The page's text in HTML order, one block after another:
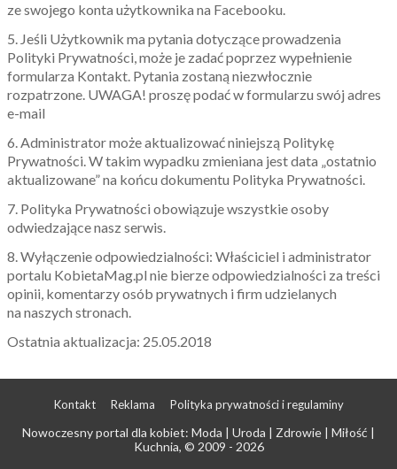
ze swojego konta użytkownika na Facebooku.
5. Jeśli Użytkownik ma pytania dotyczące prowadzenia
Polityki Prywatności, może je zadać poprzez wypełnienie
formularza Kontakt. Pytania zostaną niezwłocznie
rozpatrzone. UWAGA! proszę podać w formularzu swój adres
e-mail
6. Administrator może aktualizować niniejszą Politykę
Prywatności. W takim wypadku zmieniana jest data „ostatnio
aktualizowane” na końcu dokumentu Polityka Prywatności.
7. Polityka Prywatności obowiązuje wszystkie osoby
odwiedzające nasz serwis.
8. Wyłączenie odpowiedzialności: Właściciel i administrator
portalu KobietaMag.pl nie bierze odpowiedzialności za treści
opinii, komentarzy osób prywatnych i firm udzielanych
na naszych stronach.
Ostatnia aktualizacja: 25.05.2018
Kontakt Reklama Polityka prywatności i regulaminy
Nowoczesny portal dla kobiet: Moda | Uroda | Zdrowie | Miłość |
Kuchnia, © 2009 - 2026